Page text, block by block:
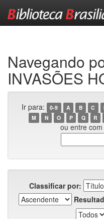
Navegando
INVASÕES
Ir para: 0-9 A B C
M
N O P Q R
ou entre
Classificar por: